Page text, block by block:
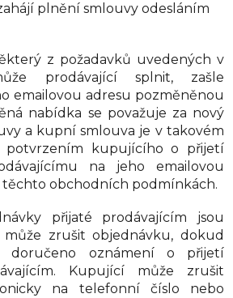
plnění smlouvy odesláním
z požadavků uvedených v
prodávající splnit, zašle
emailovou adresu pozměněnou
nabídka se považuje za nový
a kupní smlouva je v takovém
potvrzením kupujícího o přijetí
na jeho emailovou
obchodních podmínkách.
přijaté prodávajícím jsou
může zrušit objednávku, dokud
doručeno oznámení o přijetí
Kupující může zrušit
na telefonní číslo nebo